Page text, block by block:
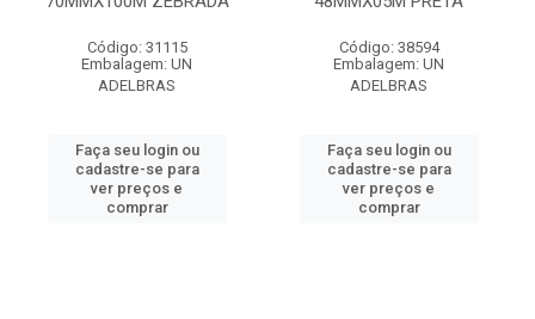
Código: 31115
Embalagem: UN
ADELBRAS
Faça seu login ou
cadastre-se para
ver preços e
comprar
Código: 38594
Embalagem: UN
ADELBRAS
Faça seu login ou
cadastre-se para
ver preços e
comprar